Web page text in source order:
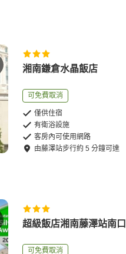
湘南鎌倉水晶飯店
可免費取消
僅供住宿
有衛浴設施
客房內可使用網路
由藤澤站步行約5 分鐘可達
超級飯店湘南藤澤站南口
可免費取消